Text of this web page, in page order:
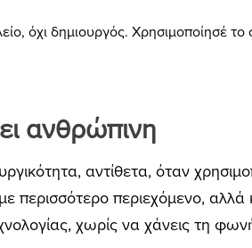
όχι δημιουργός. Χρησιμοποίησέ
ανθρώπινη
αντίθετα, όταν
περισσότερο περιεχόμενο, αλλά
χωρίς να χάνεις τη